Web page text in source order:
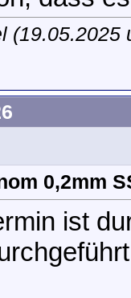
(19.05.2025
0,2mm
ist